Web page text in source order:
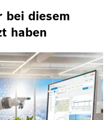
bei diesem
haben